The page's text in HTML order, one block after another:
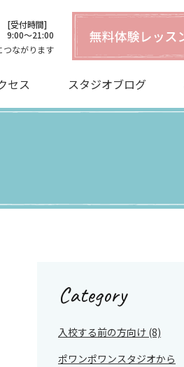
[受付時間]
9:00〜21:00
つながります
セス スタジオブログ
Category
入校する前の方向け (8)
ポワンポワンスタジオから